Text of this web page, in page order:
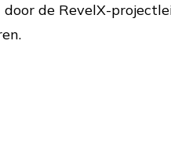
de RevelX-